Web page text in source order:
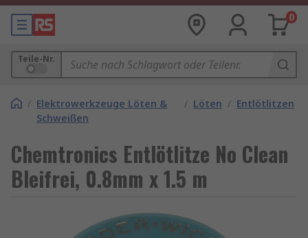
0
Teile-Nr.
/ Elektrowerkzeuge Löten &
Schweißen
/ Löten / Entlötlitzen
Chemtronics Entlötlitze No Clean
Bleifrei, 0.8mm x 1.5 m